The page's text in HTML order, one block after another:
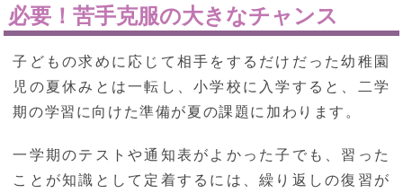
必要！苦手克服の大きなチャンス
子どもの求めに応じて相手をするだけだった幼稚園
児の夏休みとは一転し、小学校に入学すると、二学
期の学習に向けた準備が夏の課題に加わります。
一学期のテストや通知表がよかった子でも、習った
ことが知識として定着するには、繰り返しの復習が